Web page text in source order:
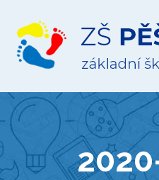
ZŠ
Pěší